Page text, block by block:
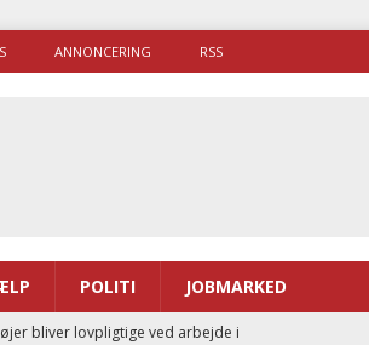
ANNONCERING RSS
POLITI JOBMARKED
bliver lovpligtige ved arbejde i